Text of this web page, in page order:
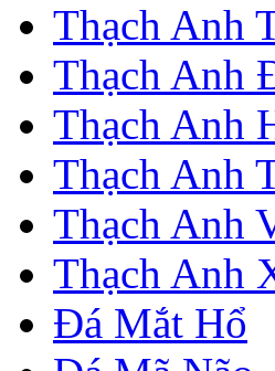
Thạch Anh
Thạch Anh
Thạch Anh
Thạch Anh
Thạch Anh
Thạch Anh
Đá Mắt Hổ